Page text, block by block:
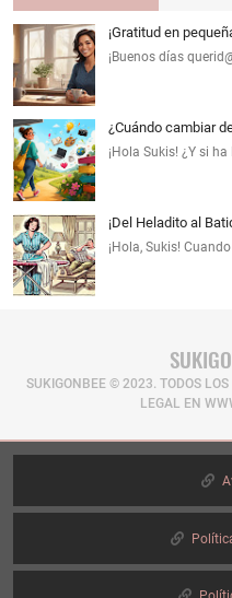
¡Gratitud en
¡Buenos días
¿Cuándo cambiar
¡Hola Sukis! ¿Y si
¡Del Heladito al
¡Hola, Sukis!
SUKIGONBEE © 2023. TODOS LOS
LEGAL EN